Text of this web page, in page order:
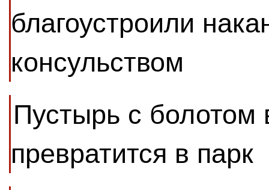
благоустроили
консульством
Пустырь с болотом
превратится в парк